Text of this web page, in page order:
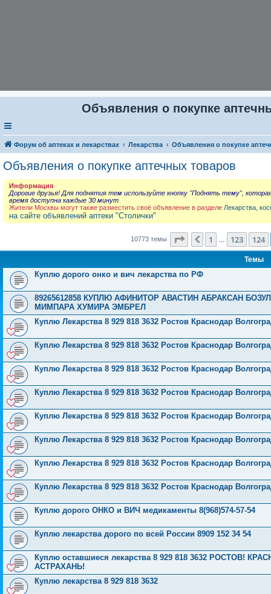
Объявления о покупке
Форум об аптеках и лекарствах Лекарства Объявления о покупке
Объявления о покупке аптечных товаров
Информация
Дорогие друзья! Для поднятия тем используйте кнопку "Поднять тему",
время доступна каждые 30 минут
Жители Москвы могут также разместить своё объявление в разделе Лекарства,
на сайте объявлений аптеки "Столички"
10773 темы Страница 125из 431
Пред.
1 123 124
Темы
Куплю дорого онко и вич лекарства по РФ
89265612858 КУПЛЮ АФИНИТОР АВАСТИН АБРАКСАН
МИМПАРА ХУМИРА ЭМБРЕЛ
Куплю Лекарства 8 929 818 3632 Ростов Краснодар
Куплю Лекарства 8 929 818 3632 Ростов Краснодар
Куплю Лекарства 8 929 818 3632 Ростов Краснодар
Куплю Лекарства 8 929 818 3632 Ростов Краснодар
Куплю Лекарства 8 929 818 3632 Ростов Краснодар
Куплю Лекарства 8 929 818 3632 Ростов Краснодар
Куплю Лекарства 8 929 818 3632 Ростов Краснодар
Куплю Лекарства 8 929 818 3632 Ростов Краснодар
Куплю дорого ОНКО и ВИЧ медикаменты 8(968)574-57-54
Куплю лекарства дорого по всей России 8909 152 34 54
Куплю оставшиеся лекарства 8 929 818 3632 РОСТОВ!
АСТРАХАНЬ!
Куплю лекарства 8 929 818 3632